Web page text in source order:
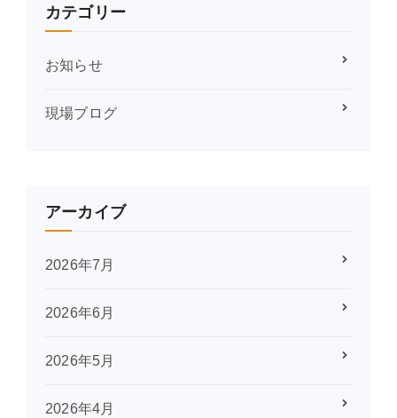
カテゴリー
お知らせ
現場ブログ
アーカイブ
2026年7月
2026年6月
2026年5月
2026年4月